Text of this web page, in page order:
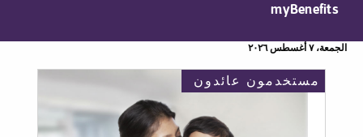
myBenefits
الجمعة، ٧ أغسطس ٢٠٢٦
مستخدمون عائدون